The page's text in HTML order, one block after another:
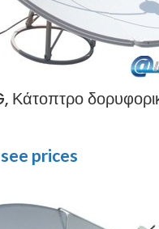
Κάτοπτρο
prices